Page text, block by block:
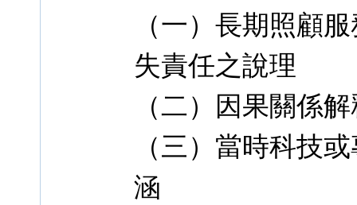
（一）長期照顧
失責任之說理
（二）因果關係
（三）當時科技
涵